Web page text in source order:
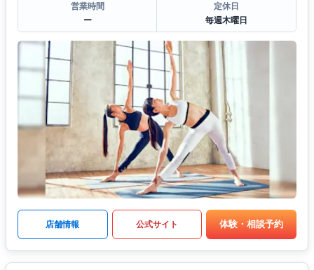
営業時間
ー
定休日
毎週木曜日
店舗情報 公式サイト 体験・相談予約